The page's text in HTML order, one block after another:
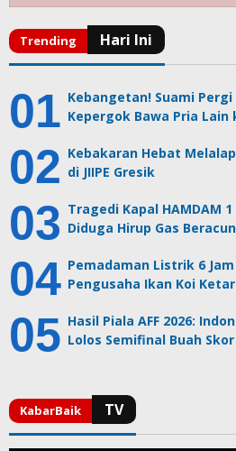
Kebangetan! Suami
Kepergok Bawa Pria Lain
Kebakaran Hebat
di JIIPE Gresik
Tragedi Kapal HAMDAM
Diduga Hirup Gas Beracun
Pemadaman Listrik 6
Pengusaha Ikan Koi
Hasil Piala AFF 2026:
Lolos Semifinal Buah Skor